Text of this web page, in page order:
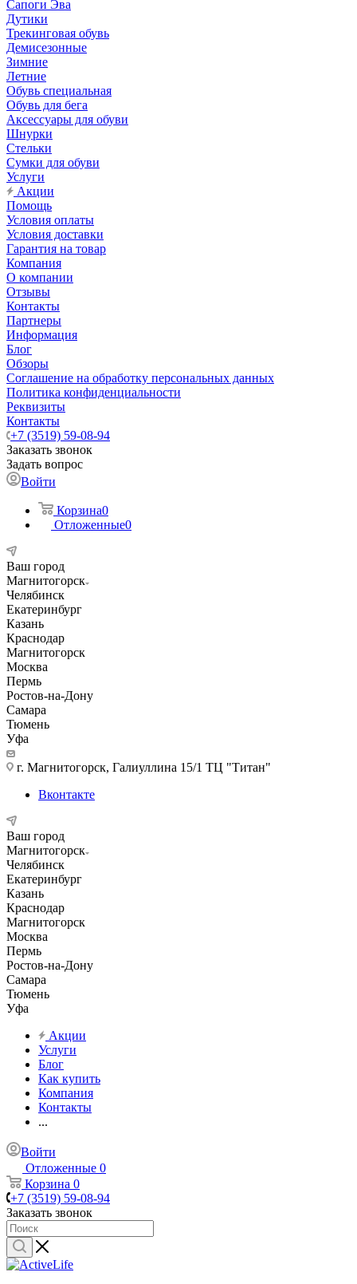
Сапоги Эва
Дутики
Трекинговая обувь
Демисезонные
Зимние
Летние
Обувь специальная
Обувь для бега
Аксессуары для обуви
Шнурки
Стельки
Сумки для обуви
Услуги
Акции
Помощь
Условия оплаты
Условия доставки
Гарантия на товар
Компания
О компании
Отзывы
Контакты
Партнеры
Информация
Блог
Обзоры
Соглашение на обработку персональных данных
Политика конфиденциальности
Реквизиты
Контакты
+7 (3519) 59-08-94
Заказать звонок
Задать вопрос
Войти
Корзина0
Отложенные0
Ваш город
Магнитогорск
Челябинск
Екатеринбург
Казань
Краснодар
Магнитогорск
Москва
Пермь
Ростов-на-Дону
Самара
Тюмень
Уфа
г. Магнитогорск, Галиуллина 15/1 ТЦ "Титан"
Вконтакте
Ваш город
Магнитогорск
Челябинск
Екатеринбург
Казань
Краснодар
Магнитогорск
Москва
Пермь
Ростов-на-Дону
Самара
Тюмень
Уфа
Акции
Услуги
Блог
Как купить
Компания
Контакты
...
Войти
Отложенные 0
Корзина 0
+7 (3519) 59-08-94
Заказать звонок